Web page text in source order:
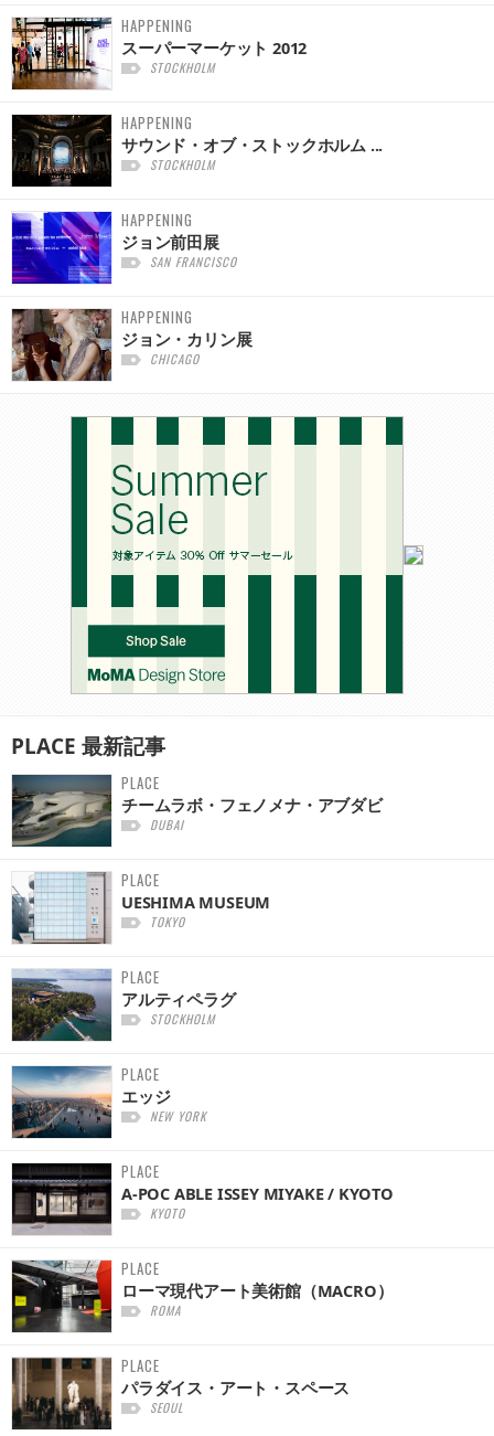
HAPPENING
スーパーマーケット 2012
STOCKHOLM
HAPPENING
サウンド・オブ・ストックホルム ...
STOCKHOLM
HAPPENING
ジョン前田展
SAN FRANCISCO
HAPPENING
ジョン・カリン展
CHICAGO
PLACE 最新記事
PLACE
チームラボ・フェノメナ・アブダビ
DUBAI
PLACE
UESHIMA MUSEUM
TOKYO
PLACE
アルティペラグ
STOCKHOLM
PLACE
エッジ
NEW YORK
PLACE
A-POC ABLE ISSEY MIYAKE / KYOTO
KYOTO
PLACE
ローマ現代アート美術館（MACRO）
ROMA
PLACE
パラダイス・アート・スペース
SEOUL